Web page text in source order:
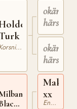
Korsning / Ras saknas
okänd
okänd
xx
Engelskt Fullblod